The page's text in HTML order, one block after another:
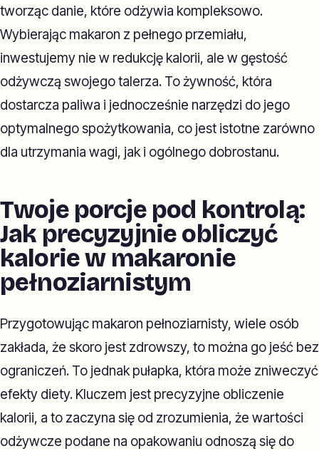
tworząc danie, które odżywia kompleksowo.
Wybierając makaron z pełnego przemiału,
inwestujemy nie w redukcję kalorii, ale w gęstość
odżywczą swojego talerza. To żywność, która
dostarcza paliwa i jednocześnie narzędzi do jego
optymalnego spożytkowania, co jest istotne zarówno
dla utrzymania wagi, jak i ogólnego dobrostanu.
Twoje porcje pod kontrolą:
Jak precyzyjnie obliczyć
kalorie w makaronie
pełnoziarnistym
Przygotowując makaron pełnoziarnisty, wiele osób
zakłada, że skoro jest zdrowszy, to można go jeść bez
ograniczeń. To jednak pułapka, która może zniweczyć
efekty diety. Kluczem jest precyzyjne obliczenie
kalorii, a to zaczyna się od zrozumienia, że wartości
odżywcze podane na opakowaniu odnoszą się do